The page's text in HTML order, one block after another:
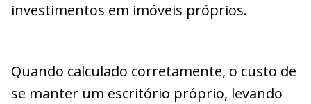
investimentos em imóveis próprios.
Quando calculado corretamente, o custo de
se manter um escritório próprio, levando